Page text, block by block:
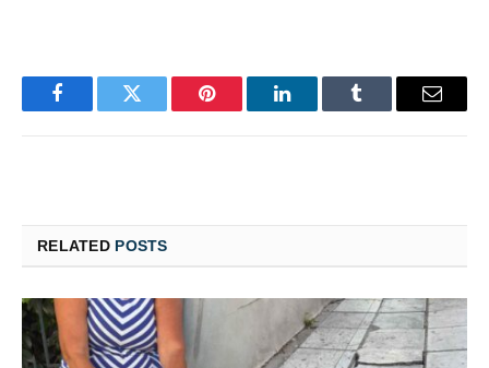
FacebookTwitter Pinterest LinkedInTumblr Email
RELATED POSTS